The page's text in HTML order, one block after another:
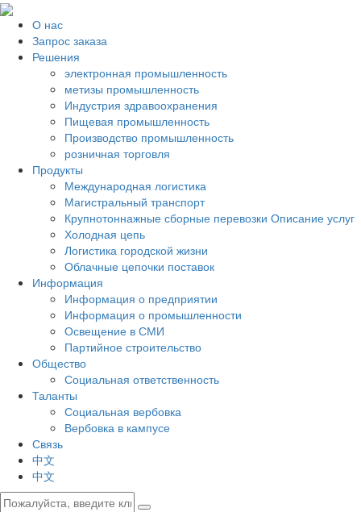
О нас
Запрос заказа
Решения
электронная промышленность
метизы промышленность
Индустрия здравоохранения
Пищевая промышленность
Производство промышленность
розничная торговля
Продукты
Международная логистика
Магистральный транспорт
Крупнотоннажные сборные перевозки Описание услуг
Холодная цепь
Логистика городской жизни
Облачные цепочки поставок
Информация
Информация о предприятии
Информация о промышленности
Освещение в СМИ
Партийное строительство
Общество
Социальная ответственность
Таланты
Социальная вербовка
Вербовка в кампусе
Связь
中文
中文